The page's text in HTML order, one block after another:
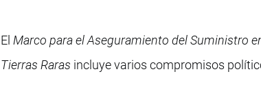
ElMarco para el Aseguramiento del Suministro
Tierras Raras incluye varios compromisos